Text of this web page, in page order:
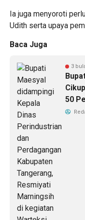
Ia juga menyoroti
Udith serta upaya
Baca Juga
3
50